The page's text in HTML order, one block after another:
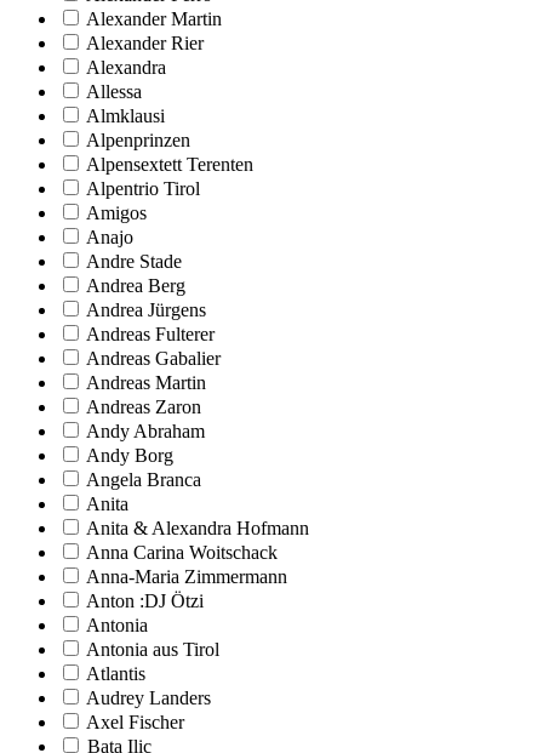
Alexander Martin
Alexander Rier
Alexandra
Allessa
Almklausi
Alpenprinzen
Alpensextett Terenten
Alpentrio Tirol
Amigos
Anajo
Andre Stade
Andrea Berg
Andrea Jürgens
Andreas Fulterer
Andreas Gabalier
Andreas Martin
Andreas Zaron
Andy Abraham
Andy Borg
Angela Branca
Anita
Anita & Alexandra Hofmann
Anna Carina Woitschack
Anna-Maria Zimmermann
Anton :DJ Ötzi
Antonia
Antonia aus Tirol
Atlantis
Audrey Landers
Axel Fischer
Bata Ilic